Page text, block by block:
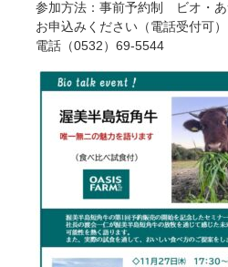
参加方法：事前予約制 ビオ・
お申込みください（電話受付可）
電話（0532）69-5544